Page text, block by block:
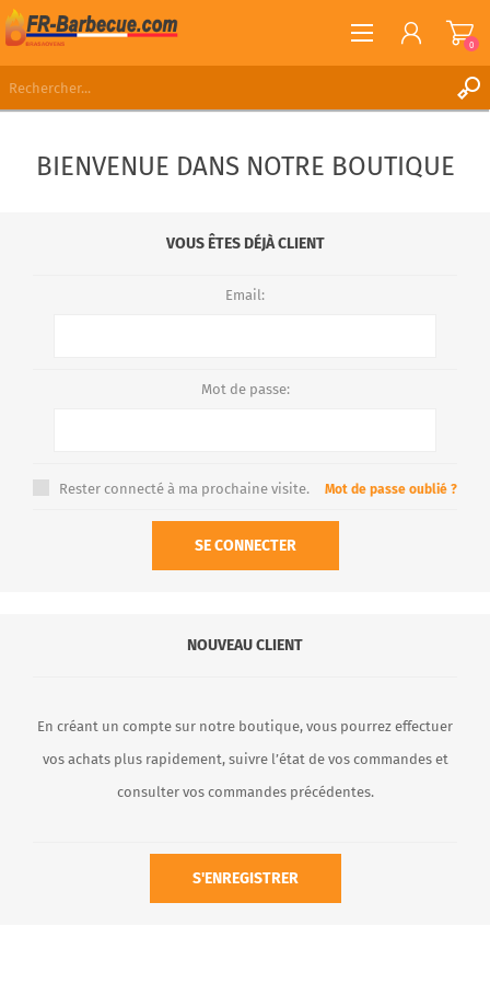
CONNEXION
0
BIENVENUE DANS NOTRE BOUTIQUE
VOUS ÊTES DÉJÀ CLIENT
Email:
Mot de passe:
Rester connecté à ma prochaine visite. Mot de passe oublié ?
SE CONNECTER
NOUVEAU CLIENT
En créant un compte sur notre boutique, vous pourrez effectuer
vos achats plus rapidement, suivre l’état de vos commandes et
consulter vos commandes précédentes.
S'ENREGISTRER